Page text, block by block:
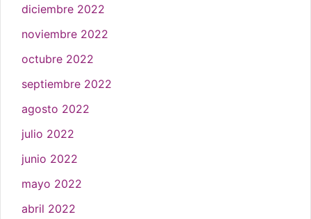
diciembre 2022
noviembre 2022
octubre 2022
septiembre 2022
agosto 2022
julio 2022
junio 2022
mayo 2022
abril 2022